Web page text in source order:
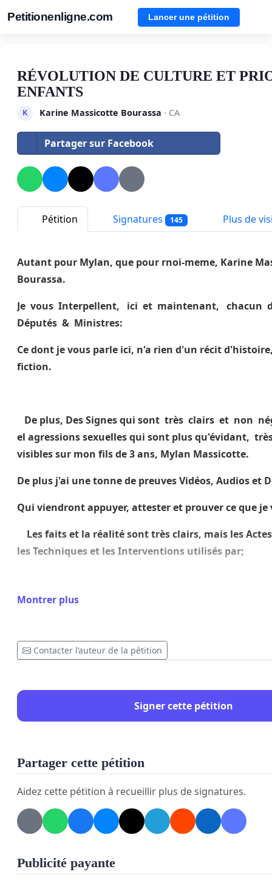
Petitionenligne.com Lancer une pétition
RÉVOLUTION DE CULTURE ET
ENFANTS
K Karine Massicotte Bourassa · CA
Partager sur Facebook
Pétition Signatures 145 Plus de
Autant pour Mylan, que pour rnoi-meme, Karine
Bourassa.
Je vous Interpellent, ici et maintenant, chacun
Députés & Ministres:
Ce dont je vous parle ici, n'a rien d'un récit
fiction.
De plus, Des Signes qui sont très clairs et non
el agressions sexuelles qui sont plus qu'évidant,
visibles sur mon fils de 3 ans, Mylan Massicotte.
De plus j'ai une tonne de preuves Vidéos, Audios et
Qui viendront appuyer, attester et prouver ce que je
Les faits et la réalité sont très clairs, mais les
les Techniques et les Interventions utilisés par;
STE-MARIE, LA POLICE DE TROIS-RIVIERES, AINSI
NE SONT DÉFINITIVEMENT ET VISIBLEMENTS, PAS
BIENVEILLANTS, ILS ONT TOUS UN PARTIT DÉJA
AGISSEMENTS.
CAR ILS SONT TOUS REMPLIENT DE PERCEPTIONS
COMPLETEMENTS NON VALIDES, ERRONÉS ET
LES ORDONNANCES DE TRIBUNAL RENDUS,
Montrer plus
Contacter l’auteur de la pétition
Signer cette pétition
Partager cette pétition
Aidez cette pétition à recueillir plus de signatures.
Publicité payante